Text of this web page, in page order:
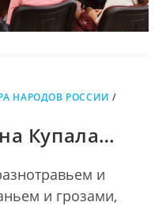
НАРОДОВ РОССИИ /
Купала…
и
и грозами,